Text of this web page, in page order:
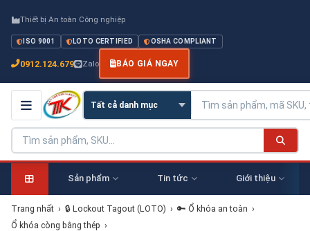
Thiết bị An toàn Công nghiệp
ISO 9001 LOTO CERTIFIED OSHA COMPLIANT
0912.124.679 Zalo BÁO GIÁ NGAY
Sản phẩm Tin tức Giới thiệu
Trang nhất › 🔒 Lockout Tagout (LOTO) › 🔑 Ổ khóa an toàn ›
Ổ khóa còng bằng thép ›